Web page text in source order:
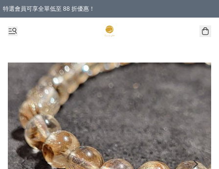
特選會員可享全單低至 88 折優惠！